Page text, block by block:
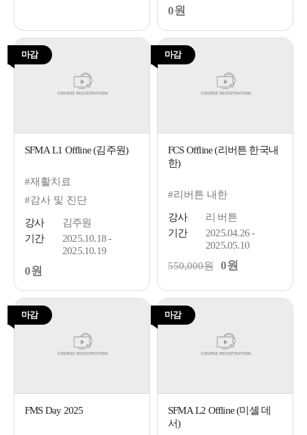
0원
마감
SFMA L1 Offline (김주원)
#재활치료
#감사 및 진단
강사
김주원
기간
2025.10.18 -
2025.10.19
0원
마감
FCS Offline (리버튼 한국내
한)
#리버튼 내한
강사
리 버튼
기간
2025.04.26 -
2025.05.10
550,000원
0원
마감
FMS Day 2025
마감
SFMA L2 Offline (미셸 데
서)